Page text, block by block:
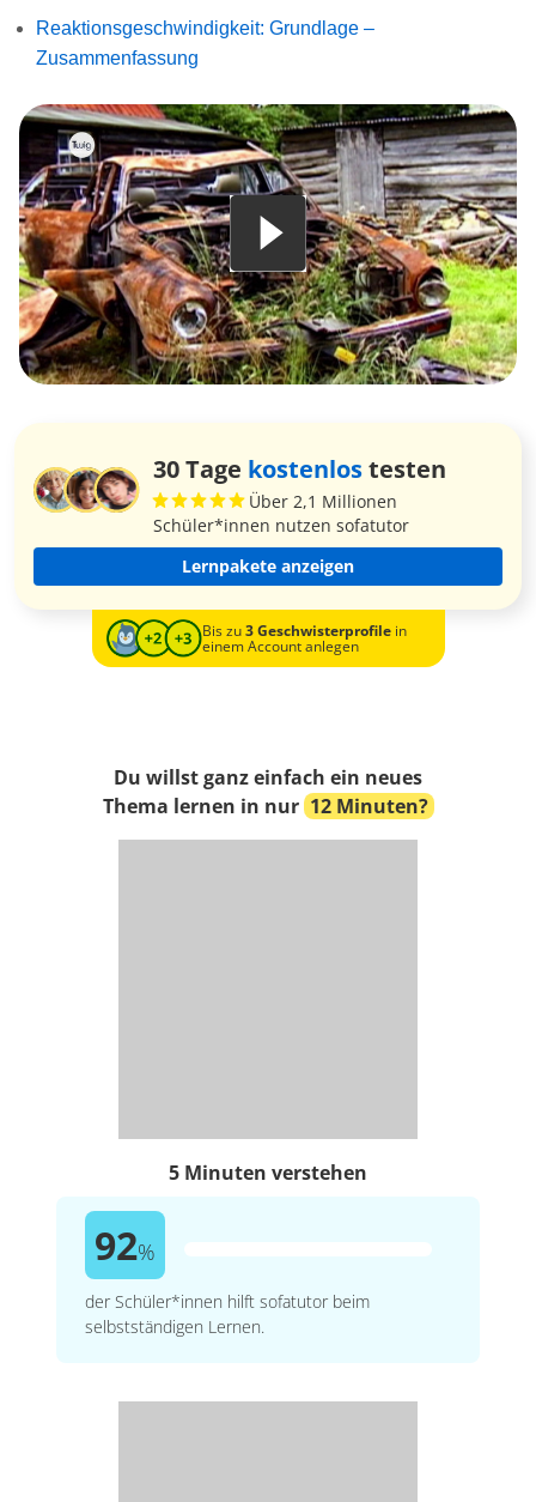
Reaktionsgeschwindigkeit: Grundlage –
Zusammenfassung
30 Tage kostenlostesten
Über 2,1 Millionen
Schüler*innen nutzen sofatutor
Lernpakete anzeigen
Bis zu3 Geschwisterprofilein
einem Account anlegen
Du willst ganz einfach ein neues
Thema lernen in nur 12 Minuten?
5 Minuten verstehen
92%
der Schüler*innen hilft sofatutor beim
selbstständigen Lernen.